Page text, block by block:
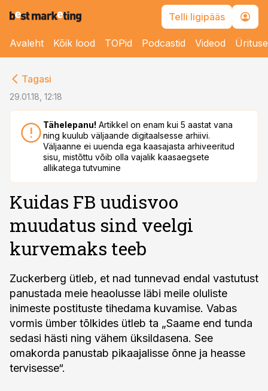
Telli ligipääs
Avaleht Kõik lood TOPid Podcastid Videod
Tagasi
29.01.18, 12:18
Tähelepanu! Artikkel on enam kui 5 aastat vana
ning kuulub väljaande digitaalsesse arhiivi.
Väljaanne ei uuenda ega kaasajasta arhiveeritud
sisu, mistõttu võib olla vajalik kaasaegsete
allikatega tutvumine
Kuidas FB uudisvoo
muudatus sind veelgi
kurvemaks teeb
Zuckerberg ütleb, et nad tunnevad endal vastutust
panustada meie heaolusse läbi meile oluliste
inimeste postituste tihedama kuvamise. Vabas
vormis ümber tõlkides ütleb ta „Saame end tunda
sedasi hästi ning vähem üksildasena. See
omakorda panustab pikaajalisse õnne ja heasse
tervisesse“.